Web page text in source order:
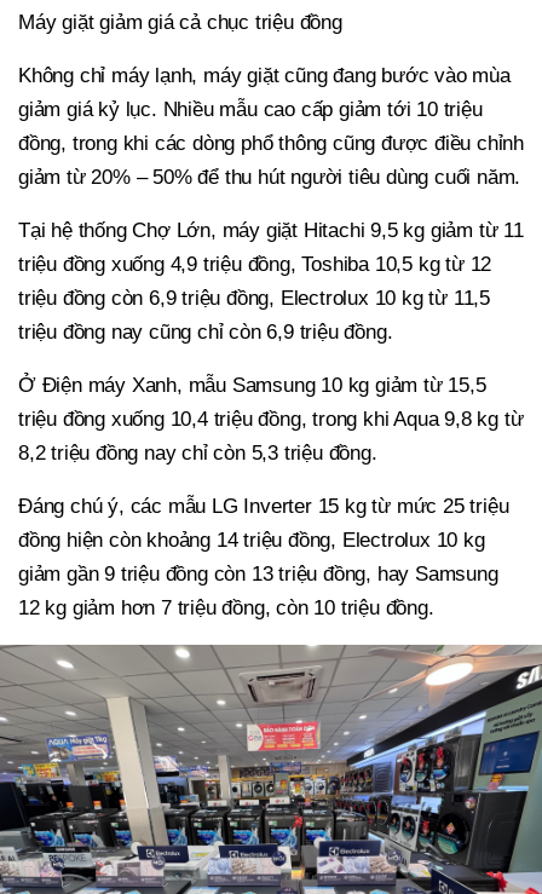
Máy giặt giảm giá cả chục triệu đồng
Không chỉ máy lạnh, máy giặt cũng đang bước vào mùa
giảm giá kỷ lục. Nhiều mẫu cao cấp giảm tới 10 triệu
đồng, trong khi các dòng phổ thông cũng được điều chỉnh
giảm từ 20% – 50% để thu hút người tiêu dùng cuối năm.
Tại hệ thống Chợ Lớn, máy giặt Hitachi 9,5 kg giảm từ 11
triệu đồng xuống 4,9 triệu đồng, Toshiba 10,5 kg từ 12
triệu đồng còn 6,9 triệu đồng, Electrolux 10 kg từ 11,5
triệu đồng nay cũng chỉ còn 6,9 triệu đồng.
Ở Điện máy Xanh, mẫu Samsung 10 kg giảm từ 15,5
triệu đồng xuống 10,4 triệu đồng, trong khi Aqua 9,8 kg từ
8,2 triệu đồng nay chỉ còn 5,3 triệu đồng.
Đáng chú ý, các mẫu LG Inverter 15 kg từ mức 25 triệu
đồng hiện còn khoảng 14 triệu đồng, Electrolux 10 kg
giảm gần 9 triệu đồng còn 13 triệu đồng, hay Samsung
12 kg giảm hơn 7 triệu đồng, còn 10 triệu đồng.